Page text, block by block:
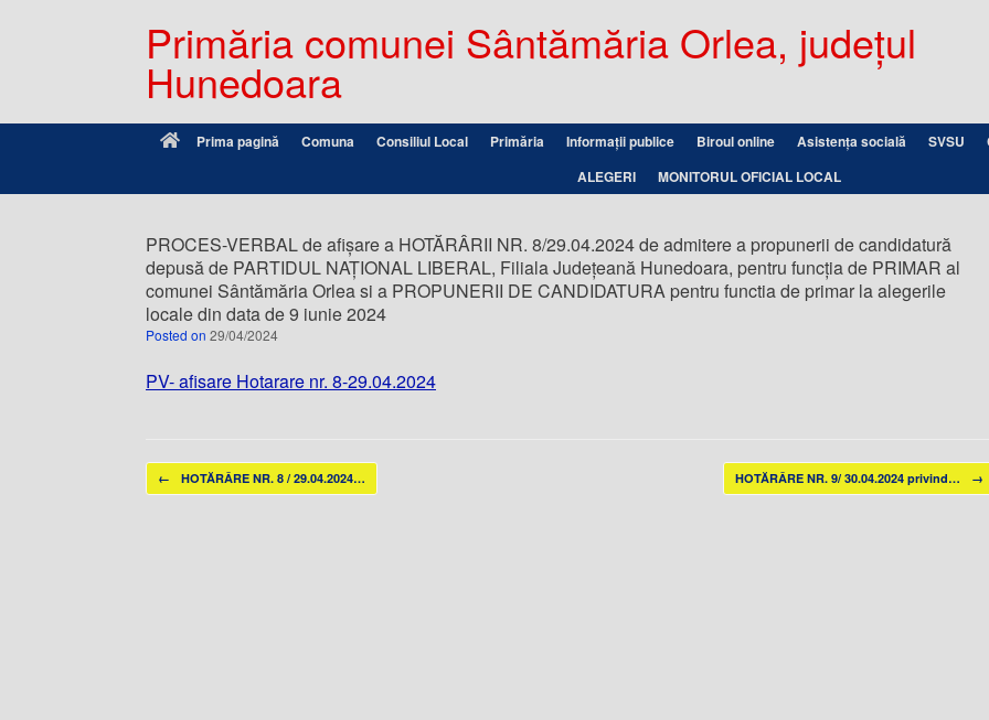
Primăria comunei Sântămăria Orlea, județul
Hunedoara
Prima pagină Comuna Consiliul Local Primăria Informații publice Biroul online Asistența socială SVSU
ALEGERI
MONITORUL OFICIAL LOCAL
PROCES-VERBAL de afișare a HOTĂRÂRII NR. 8/29.04.2024 de admitere a propunerii de candidatură
depusă de PARTIDUL NAȚIONAL LIBERAL, Filiala Județeană Hunedoara, pentru funcţia de PRIMAR al
comunei Sântămăria Orlea si a PROPUNERII DE CANDIDATURA pentru functia de primar la alegerile
locale din data de 9 iunie 2024
Posted on 29/04/2024
PV- afisare Hotarare nr. 8-29.04.2024
Post navigation
← HOTĂRÂRE NR. 8 / 29.04.2024… HOTĂRÂRE NR. 9/ 30.04.2024 privind… →